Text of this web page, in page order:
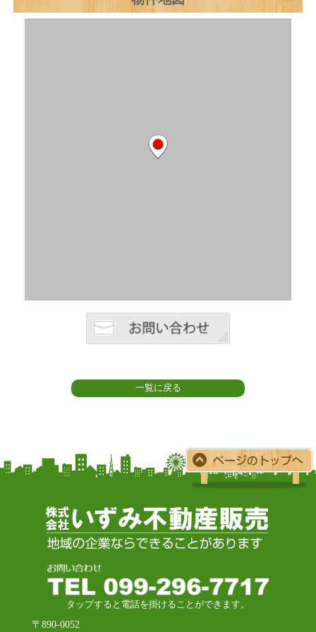
一覧に戻る
タップすると電話を掛けることができます。
〒890-0052